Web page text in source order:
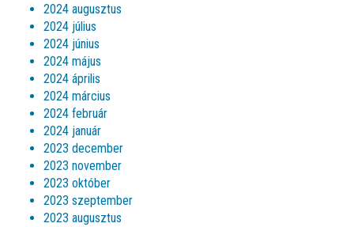
2024 augusztus
2024 július
2024 június
2024 május
2024 április
2024 március
2024 február
2024 január
2023 december
2023 november
2023 október
2023 szeptember
2023 augusztus